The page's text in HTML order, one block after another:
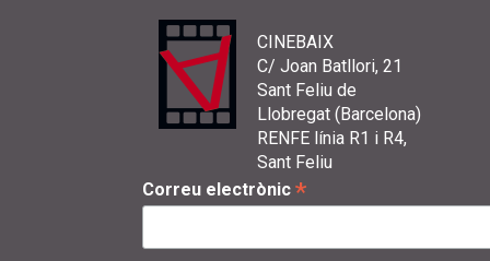
CINEBAIX
C/ Joan Batllori, 21
Sant Feliu de
Llobregat (Barcelona)
RENFE línia R1 i R4,
Sant Feliu
Correu electrònic *